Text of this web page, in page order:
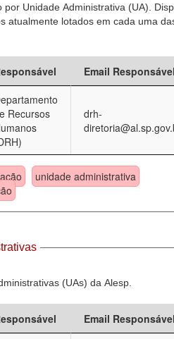
por Unidade Administrativa (UA).
atualmente lotados em cada uma
Email
Recursos
drh-
unidade administrativa
(UAs) da Alesp.
Email